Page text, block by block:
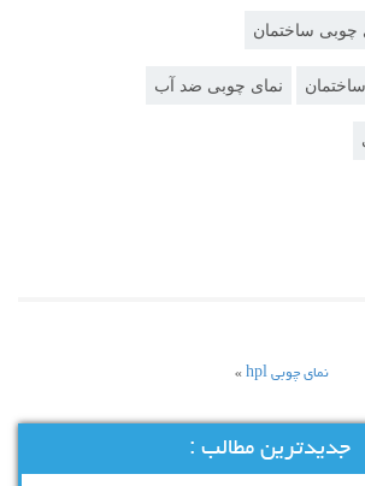
چوبی ساختمان
نمای چوبی ضد آب
نمای چوبی hpl »
جدیدترین مطالب :